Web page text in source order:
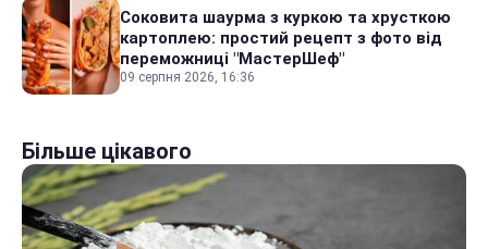
Соковита шаурма з куркою та хрусткою
картоплею: простий рецепт з фото від
переможниці "МастерШеф"
09 серпня 2026, 16:36
Більше цікавого